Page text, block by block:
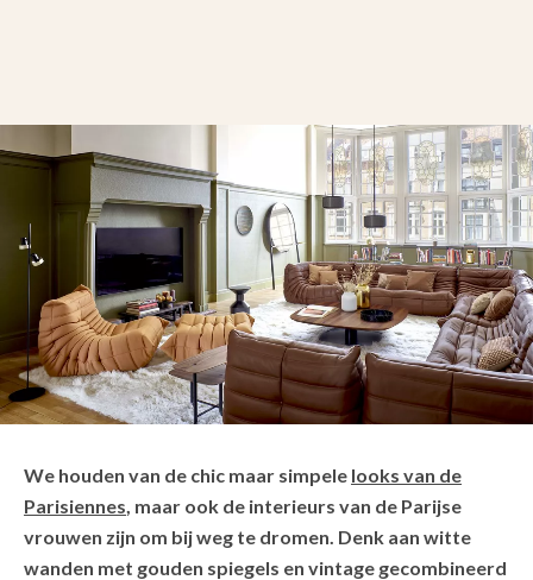
We houden van de chic maar simpele looks van de
Parisiennes , maar ook de interieurs van de Parijse
vrouwen zijn om bij weg te dromen. Denk aan witte
wanden met gouden spiegels en vintage gecombineerd